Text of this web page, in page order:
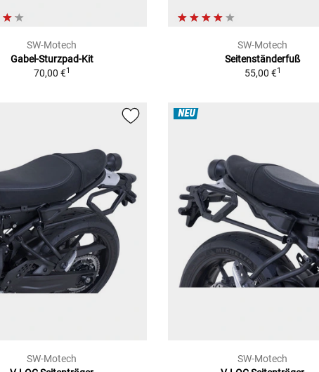
SW-Motech
Gabel-Sturzpad-Kit
70,00 €1
SW-Motech
Seitenständerfuß
55,00 €1
SW-Motech
NEU
SW-Motech